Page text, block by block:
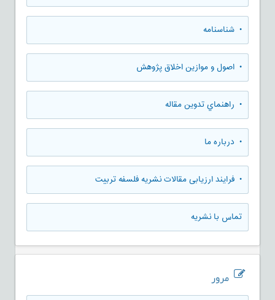
• شناسنامه
• اصول و موازین اخلاق پژوهش
• راهنماي تدوين مقاله
• درباره ما
• فرایند ارزیابی مقالات نشریه فلسفه تربیت
تماس با نشریه
مرور